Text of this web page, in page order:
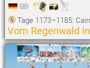
89
Tage 1173–1185:
Vom Regenwald